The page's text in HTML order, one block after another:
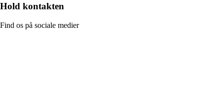
Hold kontakten
Find os på sociale medier